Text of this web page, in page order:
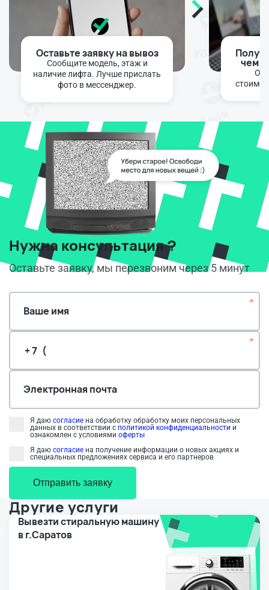
Оставьте заявку на вывоз
Сообщите модель, этаж и
наличие лифта. Лучше прислать
фото в мессенджер.
чем
Нужна консультация ?
Оставьте заявку, мы перезвоним через 5 минут
Ваше имя
*
*
Электронная почта
Я даю согласие на обработку обработку моих персональных
данных в соответствии с политикой конфиденциальности и
ознакомлен с условиями оферты
Я даю согласие на получение информации о новых акциях и
специальных предложениях сервиса и его партнеров
Отправить заявку
Другие услуги
Вывезти стиральную машину
в г.Саратов